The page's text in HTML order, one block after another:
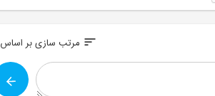
sort مرتب سازی بر اساس